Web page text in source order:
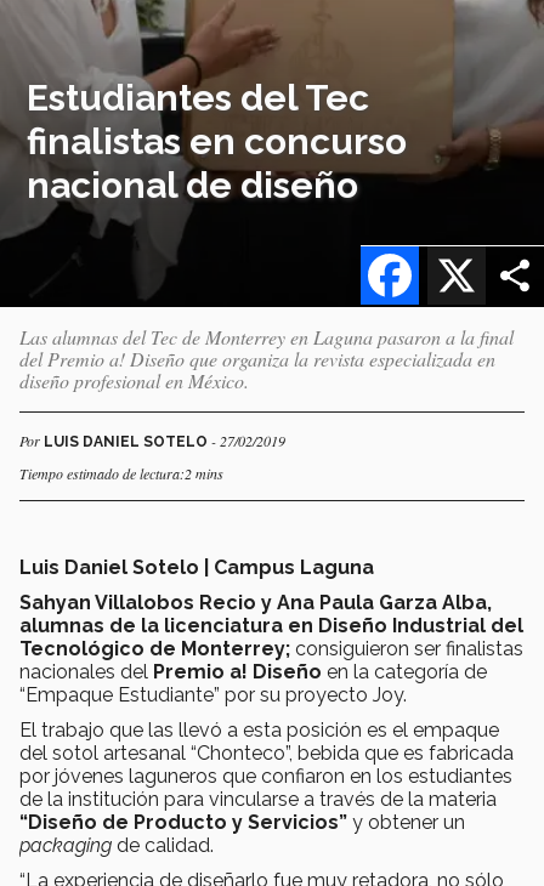
Estudiantes del Tec
finalistas en concurso
nacional de diseño
X
Facebook
Las alumnas del Tec de Monterrey en Laguna pasaron a la final
del Premio a! Diseño que organiza la revista especializada en
diseño profesional en México.
Por LUIS DANIEL SOTELO - 27/02/2019
Tiempo estimado de lectura:2 mins
Luis Daniel Sotelo | Campus Laguna
Sahyan Villalobos Recio y Ana Paula Garza Alba,
alumnas de la licenciatura en Diseño Industrial del
Tecnológico de Monterrey; consiguieron ser finalistas
nacionales del Premio a! Diseño en la categoría de
“Empaque Estudiante” por su proyecto Joy.
El trabajo que las llevó a esta posición es el empaque
del sotol artesanal “Chonteco”, bebida que es fabricada
por jóvenes laguneros que confiaron en los estudiantes
de la institución para vincularse a través de la materia
“Diseño de Producto y Servicios” y obtener un
packaging de calidad.
“La experiencia de diseñarlo fue muy retadora, no sólo